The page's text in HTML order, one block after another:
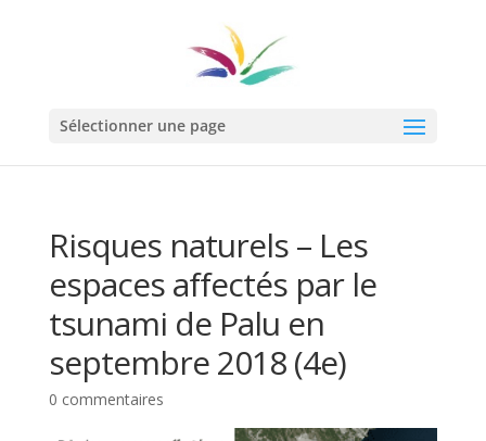
Sélectionner une page
Risques naturels – Les
espaces affectés par le
tsunami de Palu en
septembre 2018 (4e)
0 commentaires